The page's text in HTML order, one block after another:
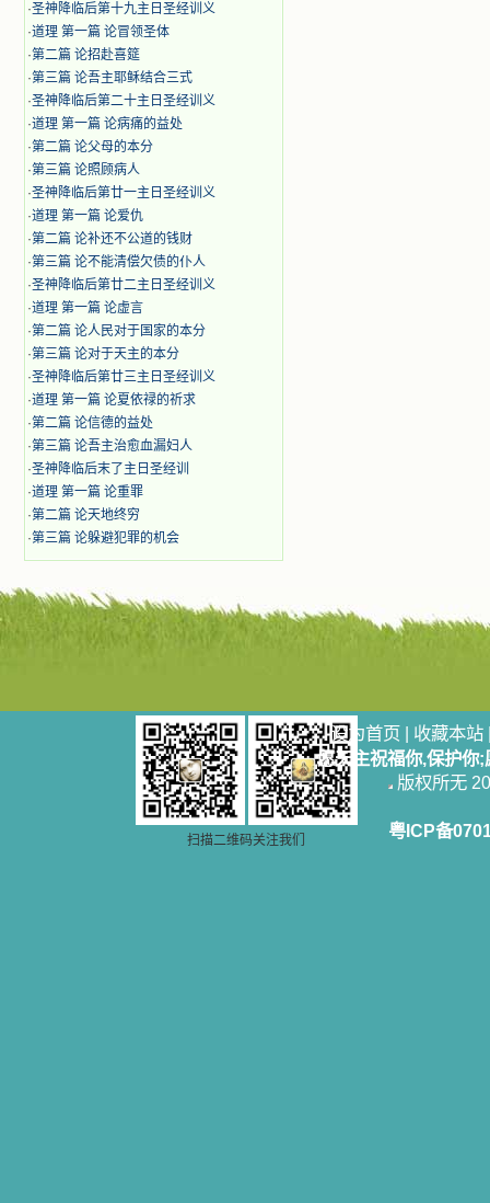
·圣神降临后第十九主日圣经训义
·道理 第一篇 论冒领圣体
·第二篇 论招赴喜筵
·第三篇 论吾主耶稣结合三式
·圣神降临后第二十主日圣经训义
·道理 第一篇 论病痛的益处
·第二篇 论父母的本分
·第三篇 论照顾病人
·圣神降临后第廿一主日圣经训义
·道理 第一篇 论爱仇
·第二篇 论补还不公道的钱财
·第三篇 论不能清偿欠债的仆人
·圣神降临后第廿二主日圣经训义
·道理 第一篇 论虚言
·第二篇 论人民对于国家的本分
·第三篇 论对于天主的本分
·圣神降临后第廿三主日圣经训义
·道理 第一篇 论夏依禄的祈求
·第二篇 论信德的益处
·第三篇 论吾主治愈血漏妇人
·圣神降临后末了主日圣经训
·道理 第一篇 论重罪
·第二篇 论天地终穷
·第三篇 论躲避犯罪的机会
扫描二维码关注我们
设为首页 | 收藏本站
愿天主祝福你,保护你
版权所无
粤ICP备